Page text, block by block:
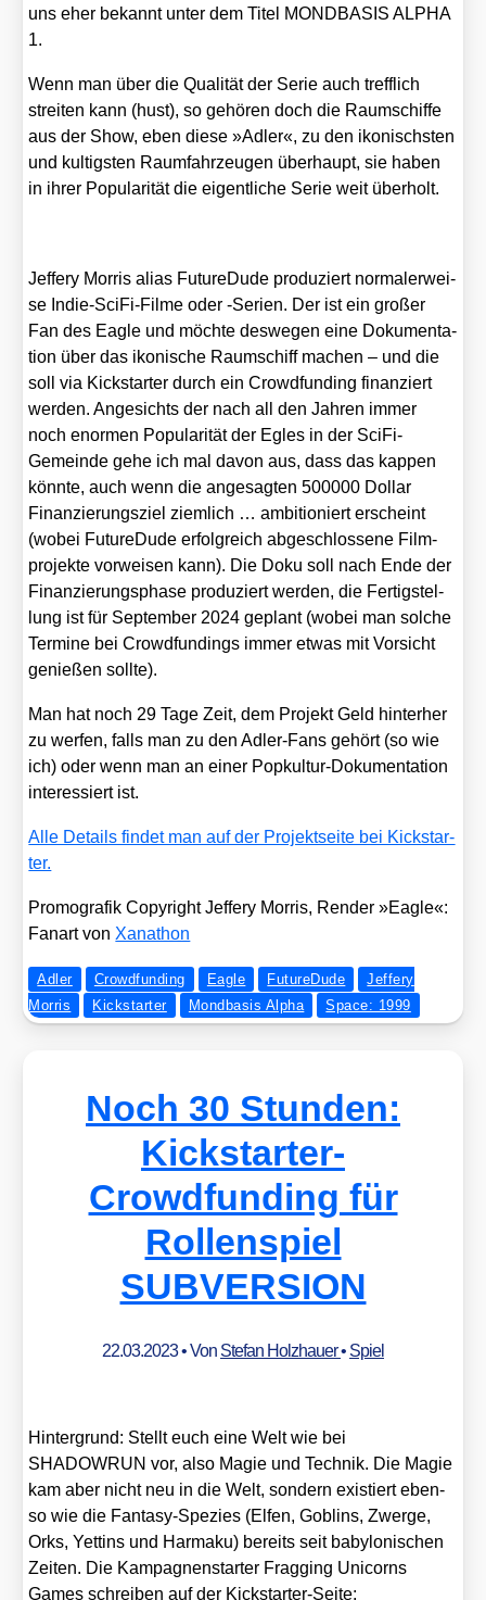
uns eher bekannt unter dem Titel MONDBASIS ALPHA
1.
Wenn man über die Qua­li­tät der Serie auch treff­lich
strei­ten kann (hust), so gehö­ren doch die Raum­schif­fe
aus der Show, eben die­se »Adler«, zu den iko­nischs­ten
und kul­tigs­ten Raum­fahr­zeu­gen über­haupt, sie haben
in ihrer Popu­la­ri­tät die eigent­li­che Serie weit über­holt.
Jef­fery Mor­ris ali­as Future­Du­de pro­du­ziert nor­ma­ler­wei­
se Indie-Sci­Fi-Fil­me oder ‑Seri­en. Der ist ein gro­ßer
Fan des Eagle und möch­te des­we­gen eine Doku­men­ta­
ti­on über das iko­ni­sche Raum­schiff machen – und die
soll via Kick­star­ter durch ein Crowd­fun­ding finan­ziert
wer­den. Ange­sichts der nach all den Jah­ren immer
noch enor­men Popu­la­ri­tät der Egles in der Sci­Fi-
Gemein­de gehe ich mal davon aus, dass das kap­pen
könn­te, auch wenn die ange­sag­ten 500000 Dol­lar
Finan­zie­rungs­ziel ziem­lich … ambi­tio­niert erscheint
(wobei Future­Du­de erfolg­reich abge­schlos­se­ne Film­
pro­jek­te vor­wei­sen kann). Die Doku soll nach Ende der
Finan­zie­rungs­pha­se pro­du­ziert wer­den, die Fer­tig­stel­
lung ist für Sep­tem­ber 2024 geplant (wobei man sol­che
Ter­mi­ne bei Crowd­fun­dings immer etwas mit Vor­sicht
genie­ßen soll­te).
Man hat noch 29 Tage Zeit, dem Pro­jekt Geld hin­ter­her
zu wer­fen, falls man zu den Adler-Fans gehört (so wie
ich) oder wenn man an einer Pop­kul­tur-Doku­men­ta­ti­on
inter­es­siert ist.
Alle Details fin­det man auf der Pro­jekt­sei­te bei Kick­star­
ter.
Pro­mo­gra­fik Copy­right Jef­fery Mor­ris, Ren­der »Eagle«:
Fan­art von Xan­athon
Adler Crowdfunding Eagle FutureDude
Jeffery
Morris
Kickstarter Mondbasis Alpha Space: 1999
Noch 30 Stunden:
Kickstarter-
Crowdfunding für
Rollenspiel
SUBVERSION
22.03.2023• Von Stefan Holzhauer• Spiel
Hin­ter­grund: Stellt euch eine Welt wie bei
SHADOWRUN vor, also Magie und Tech­nik. Die Magie
kam aber nicht neu in die Welt, son­dern exis­tiert eben­
so wie die Fan­ta­sy-Spe­zi­es (Elfen, Goblins, Zwer­ge,
Orks, Yettins und Har­ma­ku) bereits seit baby­lo­ni­schen
Zei­ten. Die Kam­pa­gnen­star­ter Frag­ging Uni­corns
Games schrei­ben auf der Kick­star­ter-Sei­te: